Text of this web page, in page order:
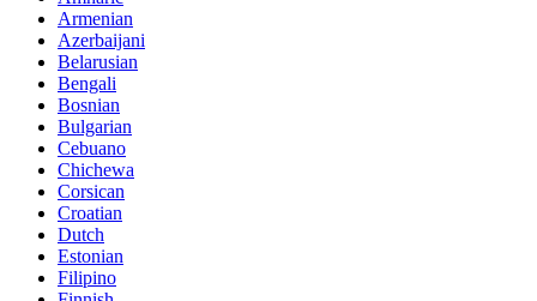
Armenian
Azerbaijani
Belarusian
Bengali
Bosnian
Bulgarian
Cebuano
Chichewa
Corsican
Croatian
Dutch
Estonian
Filipino